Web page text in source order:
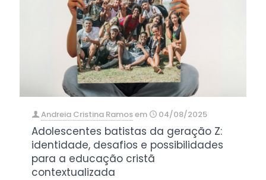
Andreia Cristina Ramosem 04/08/2025
Adolescentes batistas da geração Z:
identidade, desafios e possibilidades
para a educação cristã
contextualizada